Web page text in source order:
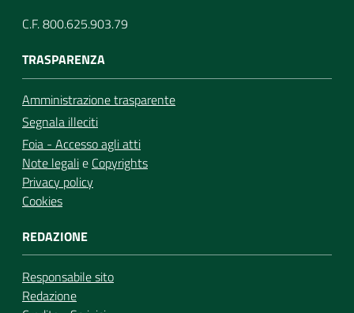
C.F. 800.625.903.79
TRASPARENZA
Amministrazione trasparente
Segnala illeciti
Foia - Accesso agli atti
Note legalie Copyrights
Privacy policy
Cookies
REDAZIONE
Responsabile sito
Redazione